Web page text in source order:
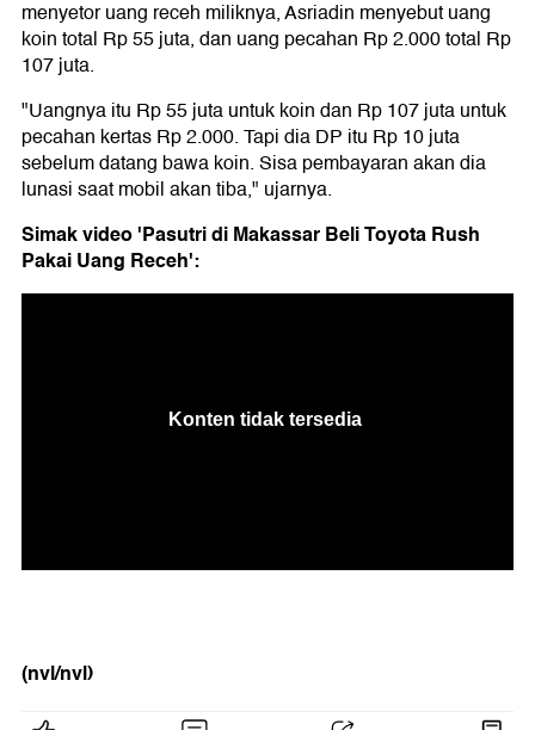
menyetor uang receh miliknya, Asriadin menyebut uang
koin total Rp 55 juta, dan uang pecahan Rp 2.000 total Rp
107 juta.
"Uangnya itu Rp 55 juta untuk koin dan Rp 107 juta untuk
pecahan kertas Rp 2.000. Tapi dia DP itu Rp 10 juta
sebelum datang bawa koin. Sisa pembayaran akan dia
lunasi saat mobil akan tiba," ujarnya.
Simak video 'Pasutri di Makassar Beli Toyota Rush
Pakai Uang Receh':
(nvl/nvl)